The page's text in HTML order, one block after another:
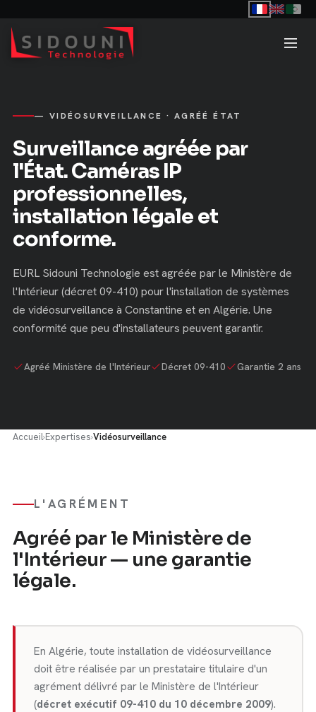
— VIDÉOSURVEILLANCE · AGRÉÉ ÉTAT
Surveillance agréée par
l'État. Caméras IP
professionnelles,
installation légale et
conforme.
EURL Sidouni Technologie est agréée par le Ministère de
l'Intérieur (décret 09-410) pour l'installation de systèmes
de vidéosurveillance à Constantine et en Algérie. Une
conformité que peu d'installateurs peuvent garantir.
Agréé Ministère de l'Intérieur Décret 09-410 Garantie 2 ans
Accueil›Expertises›Vidéosurveillance
L'AGRÉMENT
Agréé par le Ministère de
l'Intérieur — une garantie
légale.
En Algérie, toute installation de vidéosurveillance
doit être réalisée par un prestataire titulaire d'un
agrément délivré par le Ministère de l'Intérieur
(décret exécutif 09-410 du 10 décembre 2009).